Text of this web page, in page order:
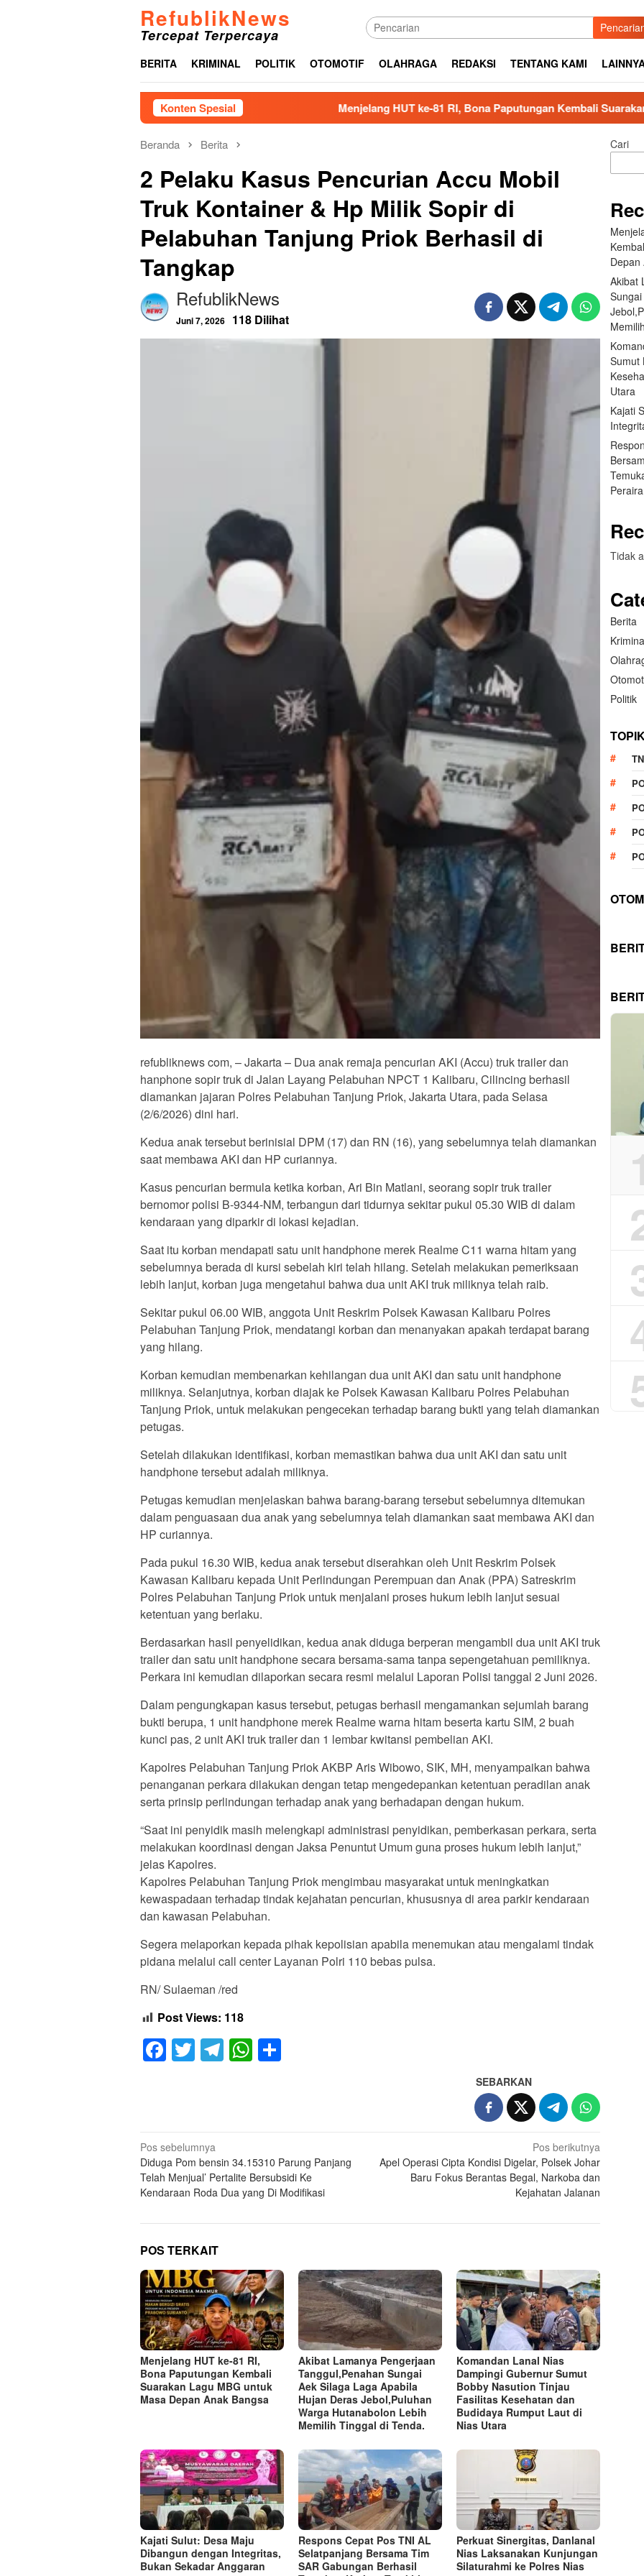
RefublikNews
Tercepat Terpercaya
BERITA KRIMINAL POLITIK OTOMOTIF OLAHRAGA REDAKSI TENTANG KAMI
Konten SpesialMenjelang HUT ke-81 RI, Bona Paputungan Kembali Suarakan Lagu MBG untuk
Beranda Berita
2 Pelaku Kasus Pencurian Accu Mobil
Truk Kontainer & Hp Milik Sopir di
Pelabuhan Tanjung Priok Berhasil di
Tangkap
RefublikNews
Juni 7, 2026 118 Dilihat
refubliknews com, – Jakarta – Dua anak remaja pencurian AKI (Accu) truk trailer dan
hanphone sopir truk di Jalan Layang Pelabuhan NPCT 1 Kalibaru, Cilincing berhasil
diamankan jajaran Polres Pelabuhan Tanjung Priok, Jakarta Utara, pada Selasa
(2/6/2026) dini hari.
Kedua anak tersebut berinisial DPM (17) dan RN (16), yang sebelumnya telah diamankan
saat membawa AKI dan HP curiannya.
Kasus pencurian bermula ketika korban, Ari Bin Matlani, seorang sopir truk trailer
bernomor polisi B-9344-NM, terbangun dari tidurnya sekitar pukul 05.30 WIB di dalam
kendaraan yang diparkir di lokasi kejadian.
Saat itu korban mendapati satu unit handphone merek Realme C11 warna hitam yang
sebelumnya berada di kursi sebelah kiri telah hilang. Setelah melakukan pemeriksaan
lebih lanjut, korban juga mengetahui bahwa dua unit AKI truk miliknya telah raib.
Sekitar pukul 06.00 WIB, anggota Unit Reskrim Polsek Kawasan Kalibaru Polres
Pelabuhan Tanjung Priok, mendatangi korban dan menanyakan apakah terdapat barang
yang hilang.
Korban kemudian membenarkan kehilangan dua unit AKI dan satu unit handphone
miliknya. Selanjutnya, korban diajak ke Polsek Kawasan Kalibaru Polres Pelabuhan
Tanjung Priok, untuk melakukan pengecekan terhadap barang bukti yang telah diamankan
petugas.
Setelah dilakukan identifikasi, korban memastikan bahwa dua unit AKI dan satu unit
handphone tersebut adalah miliknya.
Petugas kemudian menjelaskan bahwa barang-barang tersebut sebelumnya ditemukan
dalam penguasaan dua anak yang sebelumnya telah diamankan saat membawa AKI dan
HP curiannya.
Pada pukul 16.30 WIB, kedua anak tersebut diserahkan oleh Unit Reskrim Polsek
Kawasan Kalibaru kepada Unit Perlindungan Perempuan dan Anak (PPA) Satreskrim
Polres Pelabuhan Tanjung Priok untuk menjalani proses hukum lebih lanjut sesuai
ketentuan yang berlaku.
Berdasarkan hasil penyelidikan, kedua anak diduga berperan mengambil dua unit AKI truk
trailer dan satu unit handphone secara bersama-sama tanpa sepengetahuan pemiliknya.
Perkara ini kemudian dilaporkan secara resmi melalui Laporan Polisi tanggal 2 Juni 2026.
Dalam pengungkapan kasus tersebut, petugas berhasil mengamankan sejumlah barang
bukti berupa, 1 unit handphone merek Realme warna hitam beserta kartu SIM, 2 buah
kunci pas, 2 unit AKI truk trailer dan 1 lembar kwitansi pembelian AKI.
Kapolres Pelabuhan Tanjung Priok AKBP Aris Wibowo, SIK, MH, menyampaikan bahwa
penanganan perkara dilakukan dengan tetap mengedepankan ketentuan peradilan anak
serta prinsip perlindungan terhadap anak yang berhadapan dengan hukum.
“Saat ini penyidik masih melengkapi administrasi penyidikan, pemberkasan perkara, serta
melakukan koordinasi dengan Jaksa Penuntut Umum guna proses hukum lebih lanjut,”
jelas Kapolres.
Kapolres Pelabuhan Tanjung Priok mengimbau masyarakat untuk meningkatkan
kewaspadaan terhadap tindak kejahatan pencurian, khususnya di area parkir kendaraan
dan kawasan Pelabuhan.
Segera melaporkan kepada pihak kepolisian apabila menemukan atau mengalami tindak
pidana melalui call center Layanan Polri 110 bebas pulsa.
RN/ Sulaeman /red
Post Views: 118
Facebook
TwitterTelegram
WhatsApp
SEBARKAN
Navigasi
pos
Pos sebelumnya
Diduga Pom bensin 34.15310 Parung Panjang
Telah Menjual’ Pertalite Bersubsidi Ke
Kendaraan Roda Dua yang Di Modifikasi
Pos berikutnya
Apel Operasi Cipta Kondisi Digelar, Polsek Johar
Baru Fokus Berantas Begal, Narkoba dan
Kejahatan Jalanan
POS TERKAIT
Menjelang HUT ke-81 RI,
Bona Paputungan Kembali
Suarakan Lagu MBG untuk
Masa Depan Anak Bangsa
Akibat Lamanya Pengerjaan
Tanggul,Penahan Sungai
Aek Silaga Laga Apabila
Hujan Deras Jebol,Puluhan
Warga Hutanabolon Lebih
Memilih Tinggal di Tenda.
Komandan Lanal Nias
Dampingi Gubernur Sumut
Bobby Nasution Tinjau
Fasilitas Kesehatan dan
Budidaya Rumput Laut di
Nias Utara
Kajati Sulut: Desa Maju
Dibangun dengan Integritas,
Bukan Sekadar Anggaran
Respons Cepat Pos TNI AL
Selatpanjang Bersama Tim
SAR Gabungan Berhasil
Perkuat Sinergitas, Danlanal
Nias Laksanakan Kunjungan
Silaturahmi ke Polres Nias
Cari
Depan
Akibat
Sumut
Utara
Kajati
Tidak
Berita
Politik